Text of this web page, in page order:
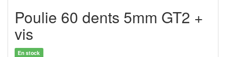
Poulie 60 dents 5mm GT2 +
vis
En stock